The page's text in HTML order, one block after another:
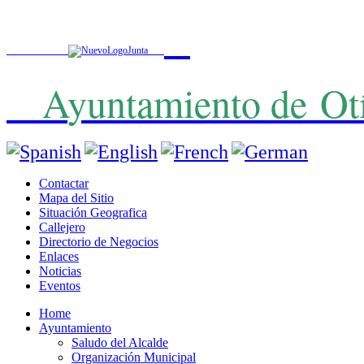
Ayuntamiento de
Contactar
Mapa del Sitio
Situación Geografica
Callejero
Directorio de Negocios
Enlaces
Noticias
Eventos
Home
Ayuntamiento
Saludo del Alcalde
Organización Municipal